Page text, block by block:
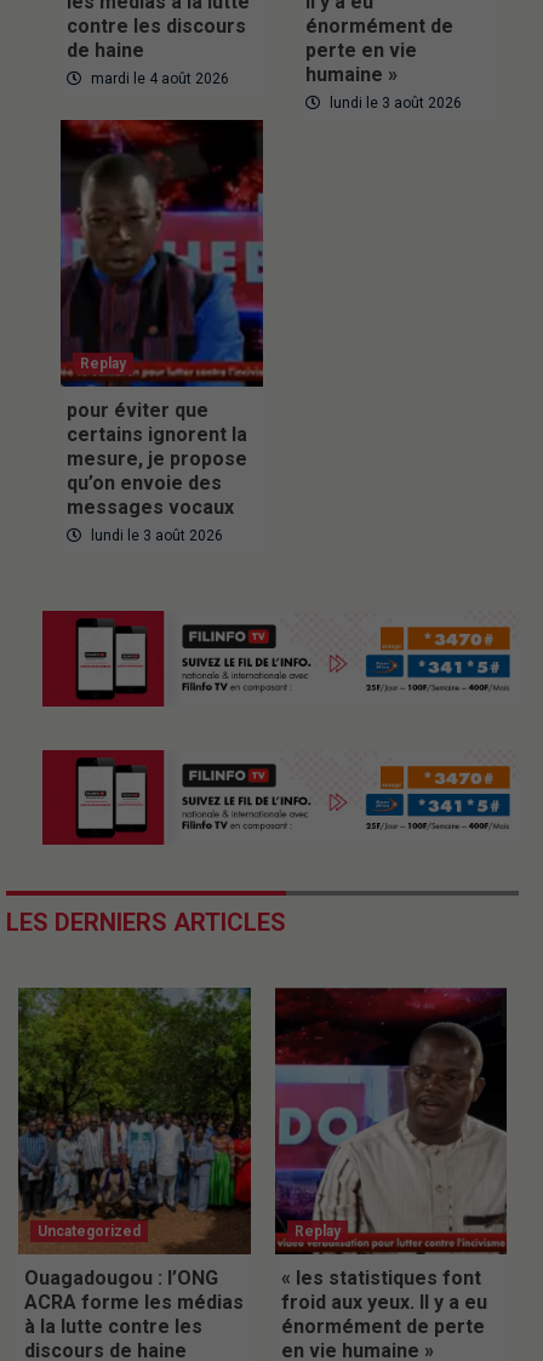
contre les discours
de haine
mardi le 4 août 2026
énormément de
perte en vie
humaine »
lundi le 3 août 2026
Replay
pour éviter que
certains ignorent la
mesure, je propose
qu’on envoie des
messages vocaux
lundi le 3 août 2026
LES DERNIERS ARTICLES
Uncategorized
Ouagadougou : l’ONG
ACRA forme les médias
à la lutte contre les
discours de haine
Replay
« les statistiques font
froid aux yeux. Il y a eu
énormément de perte
en vie humaine »